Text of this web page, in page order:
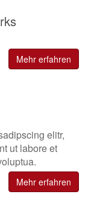
Mehr erfahren
elitr,
ut labore et
Mehr erfahren